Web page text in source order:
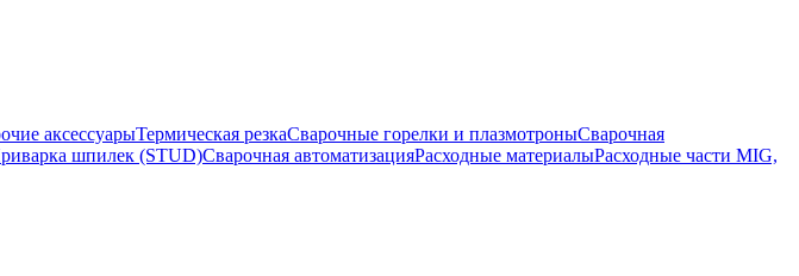
аксессуарыТермическая резкаСварочные горелки и плазмотроныСварочная
шпилек (STUD)Сварочная автоматизацияРасходные материалыРасходные части MIG,